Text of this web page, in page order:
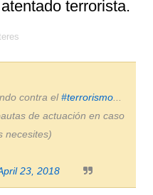
nº 3 del Convenio
9/2015: la subrogación de
de empleo y
terrorista.
contra el#terrorismo...
de actuación en caso
necesites)
23, 2018